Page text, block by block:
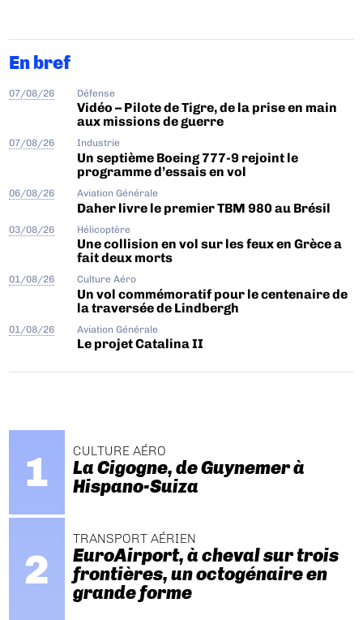
En bref
07/08/26 Défense
Vidéo – Pilote de Tigre, de la prise en main
aux missions de guerre
07/08/26 Industrie
Un septième Boeing 777-9 rejoint le
programme d’essais en vol
06/08/26 Aviation Générale
Daher livre le premier TBM 980 au Brésil
03/08/26 Hélicoptère
Une collision en vol sur les feux en Grèce a
fait deux morts
01/08/26 Culture Aéro
Un vol commémoratif pour le centenaire de
la traversée de Lindbergh
01/08/26 Aviation Générale
Le projet Catalina II
CULTURE AÉRO
La Cigogne, de Guynemer à
Hispano-Suiza
TRANSPORT AÉRIEN
EuroAirport, à cheval sur trois
frontières, un octogénaire en
grande forme